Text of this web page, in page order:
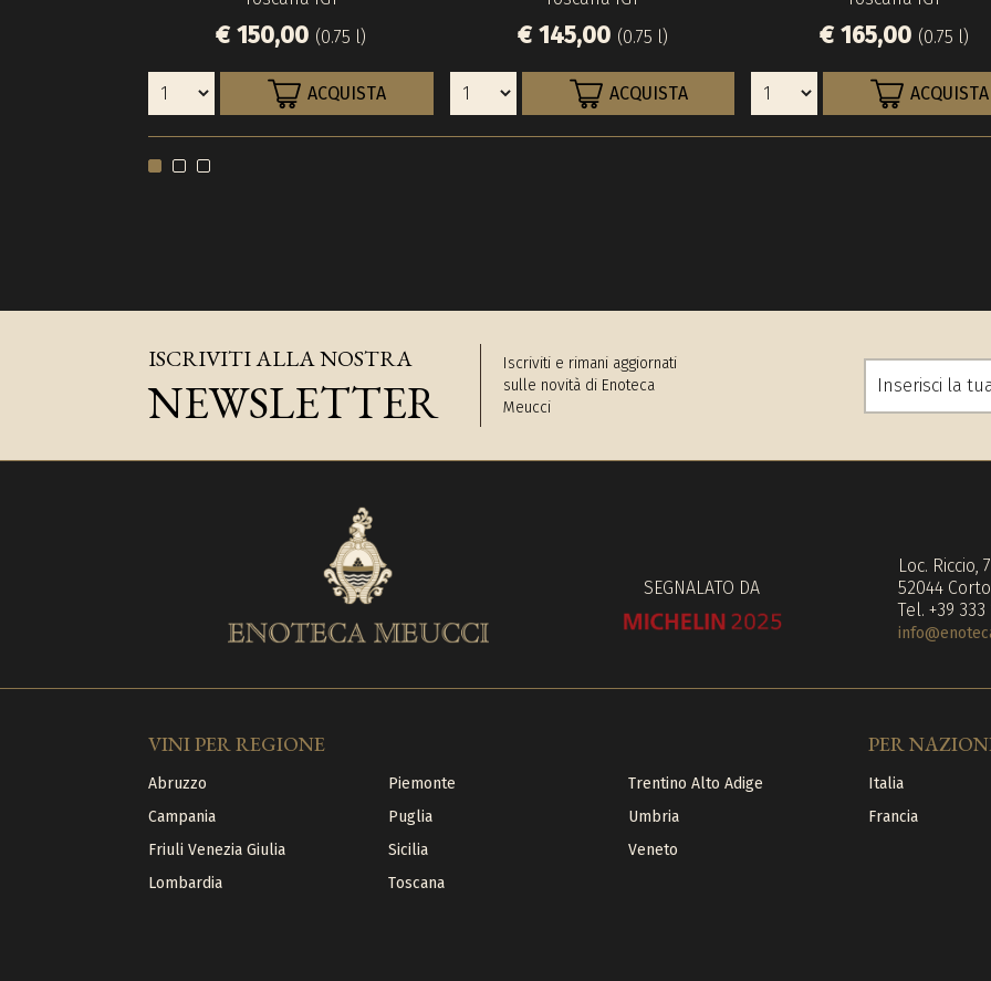
€ 150,00 (0.75 l)
ACQUISTA
€ 145,00 (0.75 l)
ACQUISTA
€ 165,00 (0.75 l)
ACQUISTA
ISCRIVITI ALLA NOSTRA
NEWSLETTER
Iscriviti e rimani aggiornati
sulle novità di Enoteca
Meucci
SEGNALATO DA
Loc. Riccio,
52044
Tel. +39 333
VINI PER REGIONE
Abruzzo
Campania
Friuli Venezia Giulia
Lombardia
Piemonte
Puglia
Sicilia
Toscana
Trentino Alto Adige
Umbria
Veneto
PER
Italia
Francia